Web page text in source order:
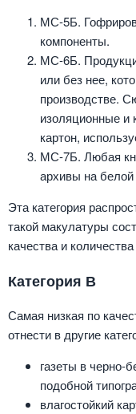
МС-5Б.
компоненты.
МС-6Б.
или без нее,
производстве.
изоляционные и
картон,
МС-7Б. Любая
архивы на
Эта категория
такой макулатуры
качества и
Категория В
Самая низкая по
отнести в другие
газеты в черно-
подобной
влагостойкий